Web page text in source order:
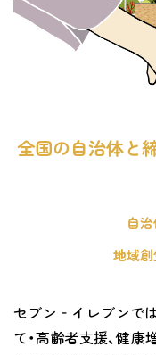
全国の自治体と
自
地域
セブン‐イレブンで
て・高齢者支援、健康